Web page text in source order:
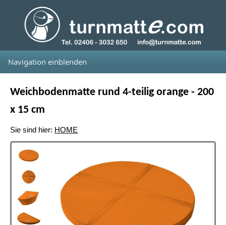
Navigation einblenden
Weichbodenmatte rund 4-teilig orange - 200
x 15 cm
Sie sind hier: HOME